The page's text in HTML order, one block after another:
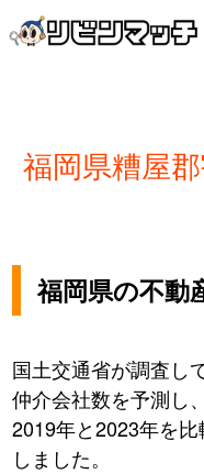
福岡県糟屋
福岡県の不動
国土交通省が調査し
仲介会社数を予測し
2019年と2023年を
しました。